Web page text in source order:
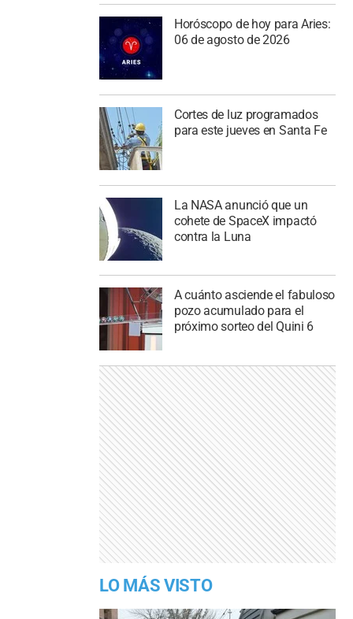
Horóscopo de hoy para Aries:
06 de agosto de 2026
Cortes de luz programados
para este jueves en Santa Fe
La NASA anunció que un
cohete de SpaceX impactó
contra la Luna
A cuánto asciende el fabuloso
pozo acumulado para el
próximo sorteo del Quini 6
LO MÁS VISTO